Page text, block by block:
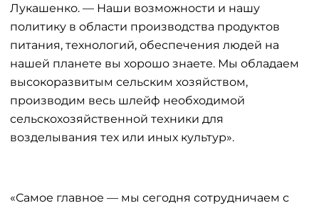
Лукашенко. — Наши возможности и нашу
политику в области производства продуктов
питания, технологий, обеспечения людей на
нашей планете вы хорошо знаете. Мы обладаем
высокоразвитым сельским хозяйством,
производим весь шлейф необходимой
сельскохозяйственной техники для
возделывания тех или иных культур».
«Самое главное — мы сегодня сотрудничаем с